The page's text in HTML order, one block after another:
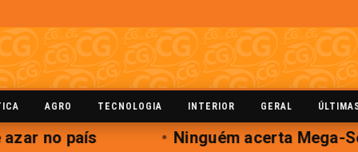
AGRO TECNOLOGIA INTERIOR GERAL
no país Ninguém acerta Mega-